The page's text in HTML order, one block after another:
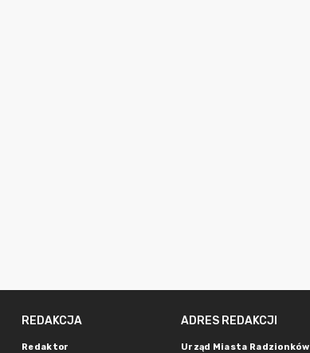
REDAKCJA
Redaktor
ADRES REDAKCJI
Urząd Miasta Radzionków